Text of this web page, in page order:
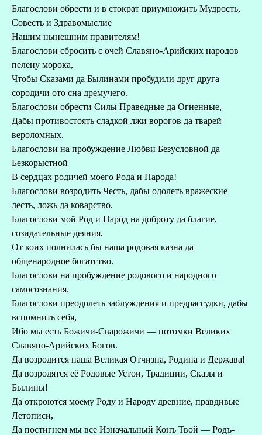
Благослови обрести и в стократ приумножить Мудрость,
Совесть и Здравомыслие
Нашим нынешним правителям!
Благослови сбросить с очей Славяно-Арийских народов
пелену морока,
Чтобы Сказами да Былинами пробудили друг друга
сородичи ото сна дремучего.
Благослови обрести Силы Праведные да Огненные,
Дабы противостоять сладкой лжи ворогов да тварей
вероломных.
Благослови на пробуждение Любви Безусловной да
Безкорыстной
В сердцах родичей моего Рода и Народа!
Благослови возродить Честь, дабы одолеть вражеские
лесть, ложь да коварство.
Благослови мой Род и Народ на доброту да благие,
созидательные деяния,
От коих полнилась бы наша родовая казна да
общенародное богатство.
Благослови на пробуждение родового и народного
самосознания.
Благослови преодолеть заблуждения и предрассудки, дабы
вспомнить себя,
Ибо мы есть Божичи-Сварожичи — потомки Великих
Славяно-Арийских Богов.
Да возродится наша Великая Отчизна, Родина и Держава!
Да возродятся её Родовые Устои, Традиции, Сказы и
Былины!
Да откроются моему Роду и Народу древние, правдивые
Летописи,
Да постигнем мы все Изначальный Конъ Твой — Родъ-